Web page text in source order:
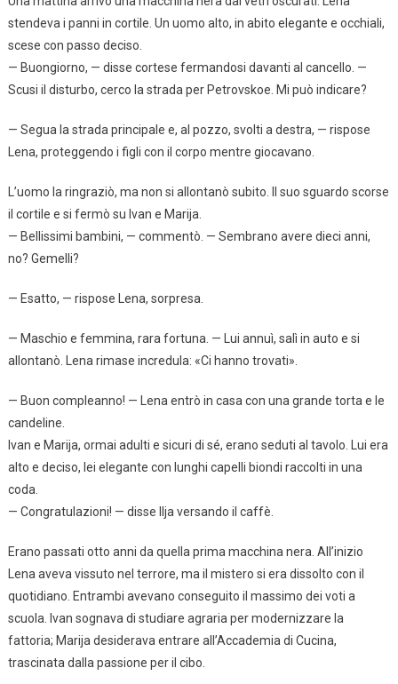
stendeva i panni in cortile. Un uomo alto, in abito elegante e occhiali,
scese con passo deciso.
— Buongiorno, — disse cortese fermandosi davanti al cancello. —
Scusi il disturbo, cerco la strada per Petrovskoe. Mi può indicare?
— Segua la strada principale e, al pozzo, svolti a destra, — rispose
Lena, proteggendo i figli con il corpo mentre giocavano.
L’uomo la ringraziò, ma non si allontanò subito. Il suo sguardo scorse
il cortile e si fermò su Ivan e Marija.
— Bellissimi bambini, — commentò. — Sembrano avere dieci anni,
no? Gemelli?
— Esatto, — rispose Lena, sorpresa.
— Maschio e femmina, rara fortuna. — Lui annuì, salì in auto e si
allontanò. Lena rimase incredula: «Ci hanno trovati».
— Buon compleanno! — Lena entrò in casa con una grande torta e le
candeline.
Ivan e Marija, ormai adulti e sicuri di sé, erano seduti al tavolo. Lui era
alto e deciso, lei elegante con lunghi capelli biondi raccolti in una
coda.
— Congratulazioni! — disse Ilja versando il caffè.
Erano passati otto anni da quella prima macchina nera. All’inizio
Lena aveva vissuto nel terrore, ma il mistero si era dissolto con il
quotidiano. Entrambi avevano conseguito il massimo dei voti a
scuola. Ivan sognava di studiare agraria per modernizzare la
fattoria; Marija desiderava entrare all’Accademia di Cucina,
trascinata dalla passione per il cibo.